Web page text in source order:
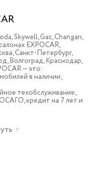
Skywell, Gac, Changan,
EXPOCAR,
Санкт-Петербург,
Волгоград, Краснодар,
— это:
в наличии;
техобслуживание;
кредит на 7 лет и